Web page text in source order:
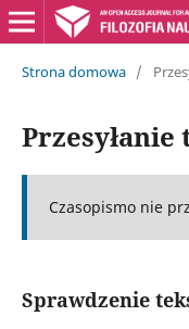
Strona domowa /
Czasopismo nie
Sprawdzenie